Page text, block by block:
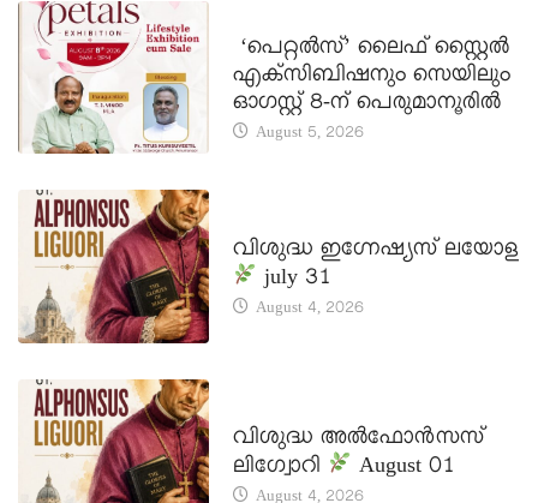
‘പെറ്റൽസ്’ ലൈഫ് സ്റ്റൈൽ
എക്സിബിഷനും സെയിലും
ഓഗസ്റ്റ് 8-ന് പെരുമാനൂരിൽ
August 5, 2026
വിശുദ്ധ ഇഗ്നേഷ്യസ് ലയോള
july 31
August 4, 2026
വിശുദ്ധ അൽഫോൻസസ്
ലിഗ്വോറി
August 01
August 4, 2026